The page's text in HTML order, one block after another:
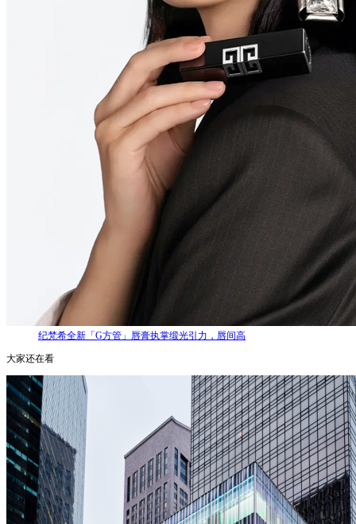
纪梵希全新「G方管」唇膏执掌缎光引力，唇间高
大家还在看